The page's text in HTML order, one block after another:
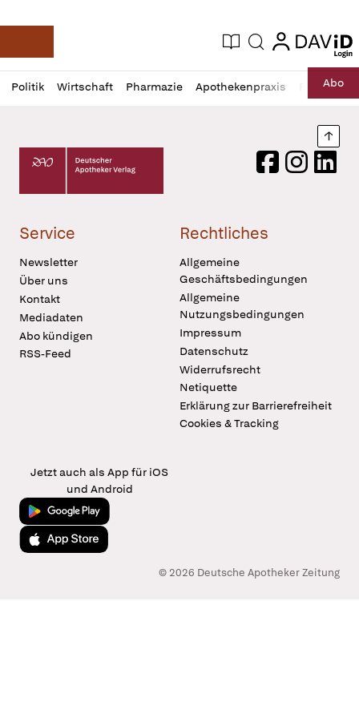
Deutsche Apotheker Zeitung
Aktuelle Ausgabe
Suche login
login
Politik Wirtschaft Pharmazie Apothekenpraxis RechtAbo
Profil
öffnen
Daz
Pur
Deutscher Apotheker Verlag Logo
FacebookInstagram
Service
Newsletter
Über uns
Kontakt
Mediadaten
Abo kündigen
RSS-Feed
Rechtliches
Allgemeine
Geschäftsbedingungen
Allgemeine
Nutzungsbedingungen
Impressum
Datenschutz
Widerrufsrecht
Netiquette
Erklärung zur Barrierefreiheit
Cookies & Tracking
Jetzt auch als App für iOS
und Android
Jetzt bei Google Play
Laden im App Store
© 2026 Deutsche Apotheker Zeitung